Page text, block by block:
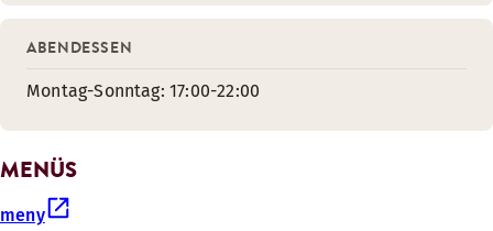
ABENDESSEN
Montag-Sonntag: 17:00-22:00
MENÜS
meny